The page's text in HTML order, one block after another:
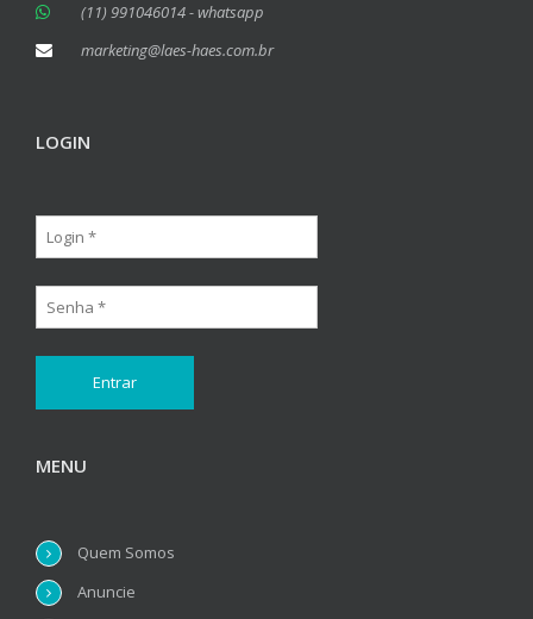
(11) 991046014 - whatsapp
marketing@laes-haes.com.br
LOGIN
MENU
Quem Somos
Anuncie